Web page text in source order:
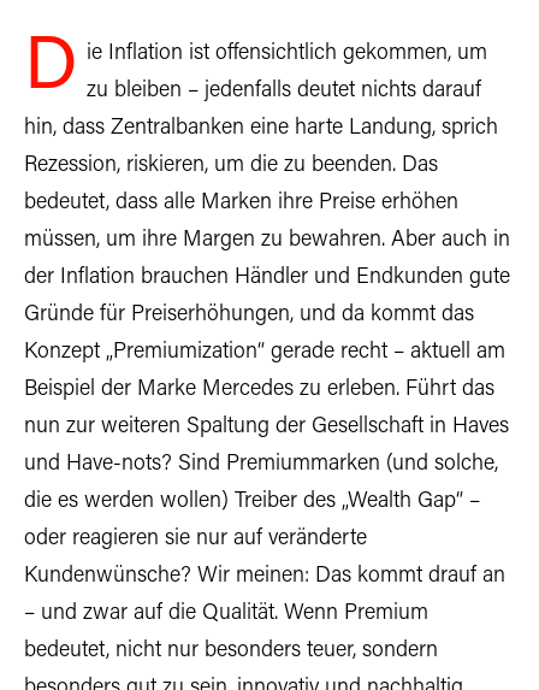
D ie Inflation ist offensichtlich gekommen, um
zu bleiben – jedenfalls deutet nichts darauf
hin, dass Zentralbanken eine harte Landung, sprich
Rezession, riskieren, um die zu beenden. Das
bedeutet, dass alle Marken ihre Preise erhöhen
müssen, um ihre Margen zu bewahren. Aber auch in
der Inflation brauchen Händler und Endkunden gute
Gründe für Preiserhöhungen, und da kommt das
Konzept „Premiumization“ gerade recht – aktuell am
Beispiel der Marke Mercedes zu erleben. Führt das
nun zur weiteren Spaltung der Gesellschaft in Haves
und Have-nots? Sind Premiummarken (und solche,
die es werden wollen) Treiber des „Wealth Gap“ –
oder reagieren sie nur auf veränderte
Kundenwünsche? Wir meinen: Das kommt drauf an
– und zwar auf die Qualität. Wenn Premium
bedeutet, nicht nur besonders teuer, sondern